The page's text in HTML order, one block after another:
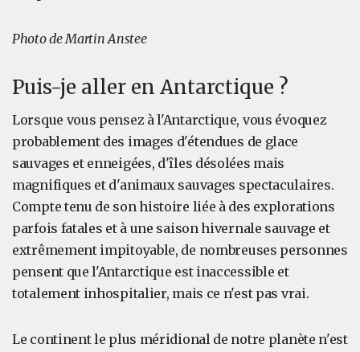
Photo de Martin Anstee
Puis-je aller en Antarctique ?
Lorsque vous pensez à l'Antarctique, vous évoquez
probablement des images d'étendues de glace
sauvages et enneigées, d'îles désolées mais
magnifiques et d'animaux sauvages spectaculaires.
Compte tenu de son histoire liée à des explorations
parfois fatales et à une saison hivernale sauvage et
extrêmement impitoyable, de nombreuses personnes
pensent que l'Antarctique est inaccessible et
totalement inhospitalier, mais ce n'est pas vrai.
Le continent le plus méridional de notre planète n'est